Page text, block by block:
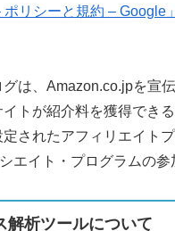
ポリシーと規約 – Google」
グは、Amazon.co.jpを宣
トが紹介料を獲得でき
されたアフィリエイト
エイト・プログラムの参
解析ツールについて